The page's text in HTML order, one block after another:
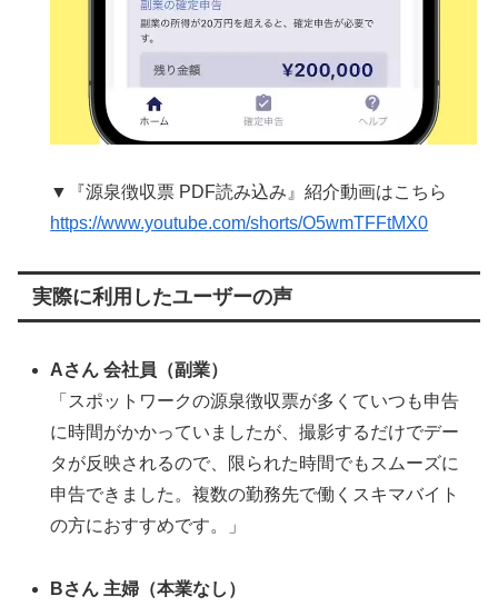
▼『源泉徴収票 PDF読み込み』紹介動画はこちら
https://www.youtube.com/shorts/O5wmTFFtMX0
実際に利用したユーザーの声
Aさん 会社員（副業）
「スポットワークの源泉徴収票が多くていつも申告
に時間がかかっていましたが、撮影するだけでデー
タが反映されるので、限られた時間でもスムーズに
申告できました。複数の勤務先で働くスキマバイト
の方におすすめです。」
Bさん 主婦（本業なし）